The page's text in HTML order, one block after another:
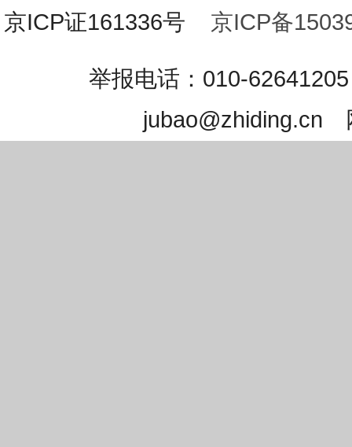
京ICP证161336号 京ICP备
举报电话：010-
jubao@zhiding.cn